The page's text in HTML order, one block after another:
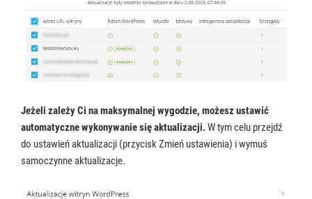
Jeżeli zależy Ci na maksymalnej wygodzie, możesz ustawić
automatyczne wykonywanie się aktualizacji.W tym celu przejdź
do ustawień aktualizacji (przycisk Zmień ustawienia) i wymuś
samoczynne aktualizacje.